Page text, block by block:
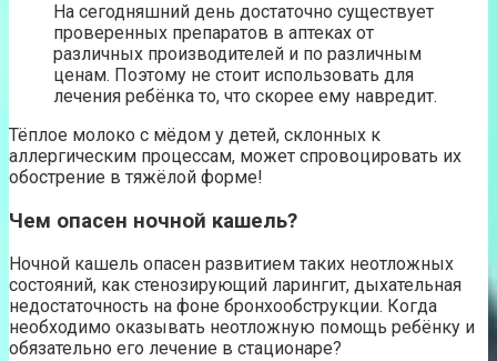
На сегодняшний день достаточно существует
проверенных препаратов в аптеках от
различных производителей и по различным
ценам. Поэтому не стоит использовать для
лечения ребёнка то, что скорее ему навредит.
Тёплое молоко с мёдом у детей, склонных к
аллергическим процессам, может спровоцировать их
обострение в тяжёлой форме!
Чем опасен ночной кашель?
Ночной кашель опасен развитием таких неотложных
состояний, как стенозирующий ларингит, дыхательная
недостаточность на фоне бронхообструкции. Когда
необходимо оказывать неотложную помощь ребёнку и
обязательно его лечение в стационаре?